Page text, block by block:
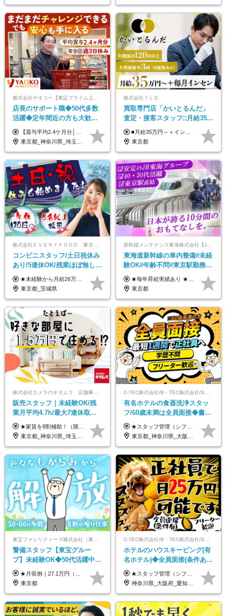
店長のサポート職◆50代多数
活躍◆定年間近の方も大歓
迎！◆出勤はお昼から◆平均
賞与2.4ヶ月分◆残業少なめ
【賞与平均2.4ケ月分│決算賞与も20年以上連続で支給中！】 ＜月収例＞ 月収29万円（地域限定正社員／残業代・各種手当含む） 月収26万円（契約社員／残業代・各種手当含む） ◆月給：月給258,400円～361,500円＋残業代＋各種手当 ※給与は前職での経験、スキルを考慮し、決定します ※残業代は全額支給します ※契約社員としてご入社いただく方は、賞与額に差異あり。詳細は面接でお話しします ※試用期間3ヶ月あり。条件に変更はありません ※契約社員の場合：契約期間12カ月（更新あり） ※60歳未満でご入社いただいた方も、60歳になったタイミングで雇用形態は契約社員に切り替えとなります。
東京都_神奈川県_埼玉県_千葉県_茨城県_栃木県_群馬県
株式会社ＹＬＤ
買取専⾨店「かいとるんだ」
査定・接客スタッフ□⽉給35万
円以上＋毎⽉インセン□年休
120日以上□土日休み
■月給35万円～＋インセンティブ＋各種手当 ※固定残業代（月45時間分87,600円～）を含む。超過した場合は別途残業代を支給いたします ※経験・年齢などを考慮の上、決定します ※試用期間3ヶ月あり（待遇に変動なし）
東京都
株式会社ＥＶＥＲＹＦＯＯＤ 東京本社
コンビニスタッフ/土日祝休み
あり/5連休OK/残業ほぼ無し/
賞与年2回/トイレ掃除・夜勤
無し/面接1回
★未経験から月給26万円スタート！ ★毎年1回（12月）の昇給＋賞与（年2回）で給与にしっかり反映！ 月給26万円＋賞与年2回＋交通費全額支給 ※リーダー・店長昇格後は基本給2万円UP＋役職手当支給 ※経験・スキルを考慮の上、決定します ※上記金額には固定残業代（21時間分・3万7300円以上）を含みます。超過分は別途全額支給します ※試用期間3ヶ月間あり（期間中の給与・待遇に差異はありません）
東京都_茨城県
新幹線メンテナンス東海株式会社【JR東海グループ】
東海道新幹線の車内整備#未経
験OK#年齢不問#東京駅勤務
#59歳まで正社員登用可＆登用
実績多数！
★毎年昇給実績あり ★入社3年で430万円も可(正社員登用された場合) ■入社時月収例：25万2840円(1万2040円×21日)＋賞与支給実績有（年2回・2025年度） 日給1万2040円 ※別途「超過勤務手当、祝繁手当、特殊手当」の支給有 ※試用期間中（2ヶ月）の待遇・雇用形態に差異はございません
東京都
株式会社カメラのキタムラ 店舗事業部【カメラのキタムラ】
販売スタッフ｜未経験OK/残
業月平均4.7h/最大7連休取得
可/全国募集/家賃8割を会社が
負担/賞与年2回
★家賃を8割補助！（限度額は地域により異なる） ※転勤による引っ越しが発生する場合 ＝＝＝＝＝＝＝＝＝＝＝＝＝＝＝＝＝＝＝＝＝＝＝ 例えば、家賃7.5万円なら6万円は会社で負担。 あなたが支払うのは、たったの1.5万円です！ 年間では自己負担額が約72万ほどお得になります！ ＝＝＝＝＝＝＝＝＝＝＝＝＝＝＝＝＝＝＝＝＝＝＝ 月給22万8,700円～26万3,100円＋賞与年2回（初回の支給は当社規定による）＋残業手当 ＜実際の給与例＞ *24歳:月給23万4,700円＋賞与年2回（初回の支給は当社規定による）＋残業手当＋諸手当 ※上記はあくまで参考月給です。ご経歴・年齢を考慮し、当社規定により決定します ※評価により昇給あり ※残業代は別途支給あり ※試用期間2ヶ月あり（期間中の給与・待遇に差異はありません） 【実在する社員の年収モデル】 年収530万円（30歳） 年収820万円（40歳） 【入社時の想定年収】 330万円～900万円
東京都_神奈川県_埼玉県_千葉県_大阪府_愛知県_北海道_青森県_宮城県_秋田県_山形県_茨城県_群馬県_新潟県_長野県_富山県_静岡県_三重県_兵庫県_京都府_広島県_岡山県_鳥取県_山口県_徳島県_香川県_愛媛県_福岡県_熊本県_佐賀県_長崎県_大分県_宮崎県_鹿児島県
有名ホテルの食器洗浄スタッ
フ/60歳未満は全員面接◆書類
選考なし◆ブランクOK◆月25
万～ ◆40～50代活躍
★スタッフ管理（シフト調整など）の経験があれば【月給28万円以上】 ★賞与支給実績：基本給の2ヶ月分～3ヶ月分 ＝＝ライフスタイルに合わせて働き方を選べます＝＝ ■正社員 ＜未経験者＞月給25万円～35万円＋賞与年2回 ＜経験者＞月給28万円～35万円＋賞与年2回 ※経験やスキルに応じて決定します ※残業代全額支給 ※試用期間（3ヶ月間）中の雇用形態や待遇に差異はありません ※正社員の場合、転勤の可能性あり ■契約社員 月給22万円～＋残業代全額支給 ※契約社員の場合、賞与の支給および転勤の可能性はありません ※勤務時間や勤務日数の希望があればご相談に応じます ※試用期間なし ※契約の更新 有(勤務状況により判断する) 更新上限 有(通算契約期間の上限 1年/更新回数の上限 なし)
東京都_神奈川県_大阪府_愛知県_北海道_京都府_福岡県_沖縄県
警備スタッフ【東宝グルー
プ】未経験OK◆50代活躍中
◆1勤務で2日分休み◆8割が座
り仕事◆賞与年2回
★月収例｜27.1万円（月給+残業代2.4万円+資格手当0.2万円+家族手当0.85万円） ★賞与年2回＆充実した手当あり！ ■月給23万6,500円～＋賞与年2回＋各種手当 ┗月給には職務手当19,500円、調整手当15,000円、住宅手当18,500円、契約社員手当1,500円を含みます ※試用期間4ヶ月(期間中の給与・待遇の差異はありません) ━━━━━━━━━━ 各種手当も充実！ ━━━━━━━━━━ ★家族手当 ★役付手当 ★資格手当 ★年末年始勤務手当 ★交通費支給（月5万円以内／6ヶ月分の定期代を支給） ★残業・深夜残業手当（全額支給） ━━━━━━━━━━ 給与支給日は毎月25日です ━━━━━━━━━━ 例：1月1日付入社の場合 1月25日に基本給+変動しない手当を支給 2月25日に前月分の残業手当など変動する手当を支給
東京都
ホテルのハウスキーピング(有
名ホテル)◆全員面接(条件あ
り)◆未経験OK◆リゾート地
も選べる◆月25万円
★スタッフ管理（シフト調整など）の経験があれば【月給28万円以上】 ★賞与支給実績：基本給の2ヶ月分～3ヶ月分 ＝＝ライフスタイルに合わせて働き方を選べます＝＝ ■正社員 ＜未経験者＞月給25万円(寮なしの場合)～35万円＋賞与年2回 ＜経験者＞月給28万円～35万円＋賞与年2回 ※寮をご利用の場合は月給22万円～ ※経験やスキルに応じて決定します ※残業代全額支給 ※試用期間（3ヶ月間）中の雇用形態や待遇に差異はありません ※正社員の場合、転勤の可能性あり ■契約社員 月給22万円～＋残業代全額支給 ※契約社員の場合、賞与の支給および転勤の可能性はありません ※勤務時間や勤務日数の希望があればご相談に応じます ※試用期間なし ※契約の更新 有(勤務状況により判断する) 更新上限 有(通算契約期間の上限 1年/更新回数の上限 なし)
神奈川県_大阪府_愛知県_北海道_兵庫県_京都府_広島県_福岡県_大分県_宮崎県_鹿児島県_沖縄県